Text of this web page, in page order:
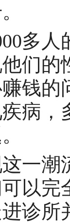
人
们的
钱的
病，
潮
以
诊所